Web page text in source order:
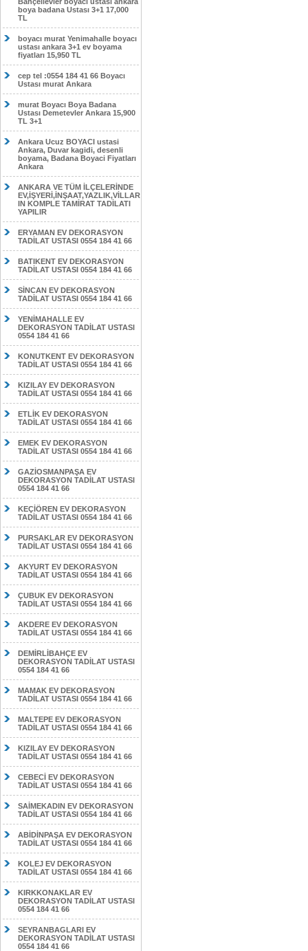
boya badana Ustası 3+1 17,000
TL
boyacı murat Yenimahalle boyacı
ustası ankara 3+1 ev boyama
fiyatları 15,950 TL
cep tel :0554 184 41 66 Boyacı
Ustası murat Ankara
murat Boyacı Boya Badana
Ustası Demetevler Ankara 15,900
TL 3+1
Ankara Ucuz BOYACI ustasi
Ankara, Duvar kagidi, desenli
boyama, Badana Boyaci Fiyatları
Ankara
ANKARA VE TÜM İLÇELERİNDE
EV,İŞYERİ,İNŞAAT,YAZLIK,VİLLAR
IN KOMPLE TAMİRAT TADİLATI
YAPILIR
ERYAMAN EV DEKORASYON
TADİLAT USTASI 0554 184 41 66
BATIKENT EV DEKORASYON
TADİLAT USTASI 0554 184 41 66
SİNCAN EV DEKORASYON
TADİLAT USTASI 0554 184 41 66
YENİMAHALLE EV
DEKORASYON TADİLAT USTASI
0554 184 41 66
KONUTKENT EV DEKORASYON
TADİLAT USTASI 0554 184 41 66
KIZILAY EV DEKORASYON
TADİLAT USTASI 0554 184 41 66
ETLİK EV DEKORASYON
TADİLAT USTASI 0554 184 41 66
EMEK EV DEKORASYON
TADİLAT USTASI 0554 184 41 66
GAZİOSMANPAŞA EV
DEKORASYON TADİLAT USTASI
0554 184 41 66
KEÇİÖREN EV DEKORASYON
TADİLAT USTASI 0554 184 41 66
PURSAKLAR EV DEKORASYON
TADİLAT USTASI 0554 184 41 66
AKYURT EV DEKORASYON
TADİLAT USTASI 0554 184 41 66
ÇUBUK EV DEKORASYON
TADİLAT USTASI 0554 184 41 66
AKDERE EV DEKORASYON
TADİLAT USTASI 0554 184 41 66
DEMİRLİBAHÇE EV
DEKORASYON TADİLAT USTASI
0554 184 41 66
MAMAK EV DEKORASYON
TADİLAT USTASI 0554 184 41 66
MALTEPE EV DEKORASYON
TADİLAT USTASI 0554 184 41 66
KIZILAY EV DEKORASYON
TADİLAT USTASI 0554 184 41 66
CEBECİ EV DEKORASYON
TADİLAT USTASI 0554 184 41 66
SAİMEKADIN EV DEKORASYON
TADİLAT USTASI 0554 184 41 66
ABİDİNPAŞA EV DEKORASYON
TADİLAT USTASI 0554 184 41 66
KOLEJ EV DEKORASYON
TADİLAT USTASI 0554 184 41 66
KIRKKONAKLAR EV
DEKORASYON TADİLAT USTASI
0554 184 41 66
SEYRANBAGLARI EV
DEKORASYON TADİLAT USTASI
0554 184 41 66